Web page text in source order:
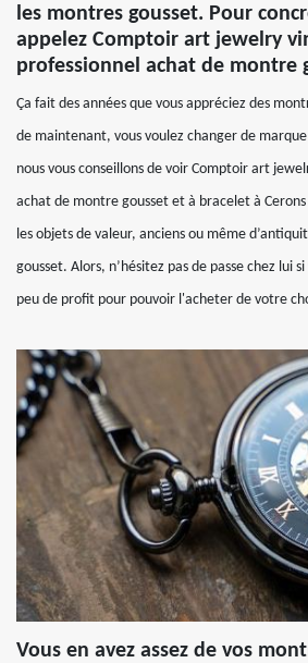
les montres gousset. Pour
appelez Comptoir art jewelry
professionnel achat de montre
Ça fait des années que vous appréciez des
de maintenant, vous voulez changer de
nous vous conseillons de voir Comptoir art
achat de montre gousset et à bracelet à
les objets de valeur, anciens ou même
gousset. Alors, n’hésitez pas de passe chez lui
peu de profit pour pouvoir l'acheter de votre
Vous en avez assez de vos